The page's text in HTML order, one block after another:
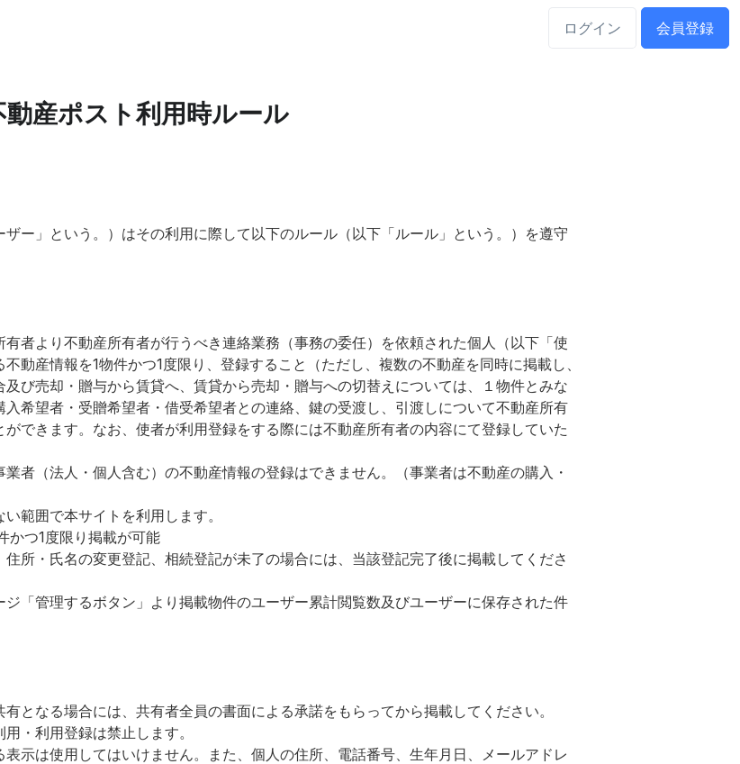
ログイン 会員登録
動産ポスト利用時ルール
ー」という。）はその利用に際して以下のルール（以下「ルール」という。）を遵守
者より不動産所有者が行うべき連絡業務（事務の委任）を依頼された個人（以下「使
動産情報を1物件かつ1度限り、登録すること（ただし、複数の不動産を同時に掲載し、
び売却・贈与から賃貸へ、賃貸から売却・贈与への切替えについては、１物件とみな
希望者・受贈希望者・借受希望者との連絡、鍵の受渡し、引渡しについて不動産所有
できます。なお、使者が利用登録をする際には不動産所有者の内容にて登録していた
者（法人・個人含む）の不動産情報の登録はできません。（事業者は不動産の購入・
範囲で本サイトを利用します。
かつ1度限り掲載が可能
所・氏名の変更登記、相続登記が未了の場合には、当該登記完了後に掲載してくださ
「管理するボタン」より掲載物件のユーザー累計閲覧数及びユーザーに保存された件
となる場合には、共有者全員の書面による承諾をもらってから掲載してください。
・利用登録は禁止します。
示は使用してはいけません。また、個人の住所、電話番号、生年月日、メールアドレ